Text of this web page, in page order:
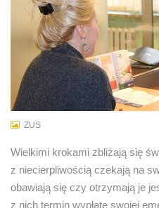
ZUS
Wielkimi krokami zbliżają się
z niecierpliwością czekają na
obawiają się czy otrzymają je
z nich termin wypłatę swojej